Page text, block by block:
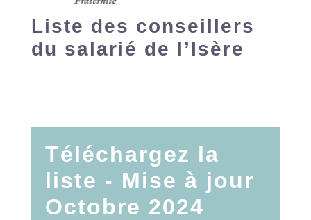
Liste des conseillers
du salarié de l’Isère
Téléchargez la
liste - Mise à jour
Octobre 2024